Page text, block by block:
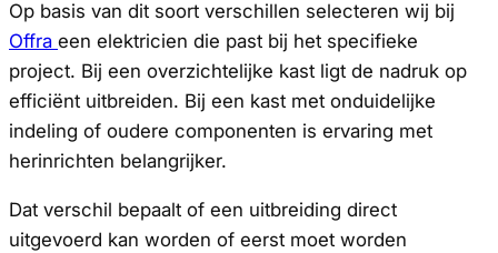
Op basis van dit soort verschillen selecteren wij bij
Offra een elektricien die past bij het specifieke
project. Bij een overzichtelijke kast ligt de nadruk op
efficiënt uitbreiden. Bij een kast met onduidelijke
indeling of oudere componenten is ervaring met
herinrichten belangrijker.
Dat verschil bepaalt of een uitbreiding direct
uitgevoerd kan worden of eerst moet worden